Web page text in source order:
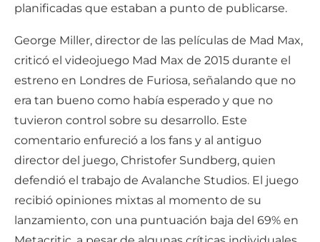
planificadas que estaban a punto de publicarse.
George Miller, director de las películas de Mad Max,
criticó el videojuego Mad Max de 2015 durante el
estreno en Londres de Furiosa, señalando que no
era tan bueno como había esperado y que no
tuvieron control sobre su desarrollo. Este
comentario enfureció a los fans y al antiguo
director del juego, Christofer Sundberg, quien
defendió el trabajo de Avalanche Studios. El juego
recibió opiniones mixtas al momento de su
lanzamiento, con una puntuación baja del 69% en